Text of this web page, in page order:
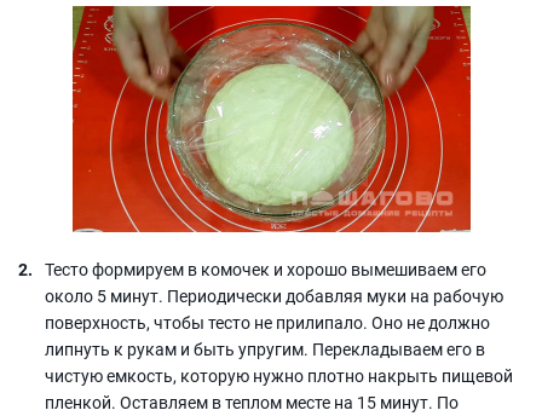
Тесто формируем в комочек и хорошо вымешиваем его
около 5 минут. Периодически добавляя муки на рабочую
поверхность, чтобы тесто не прилипало. Оно не должно
липнуть к рукам и быть упругим. Перекладываем его в
чистую емкость, которую нужно плотно накрыть пищевой
пленкой. Оставляем в теплом месте на 15 минут. По